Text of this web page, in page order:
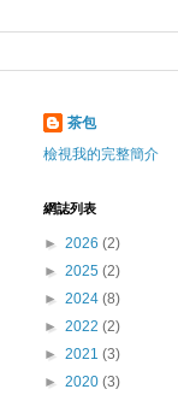
茶包
檢視我的完整簡介
網誌列表
► 2026 (2)
► 2025 (2)
► 2024 (8)
► 2022 (2)
► 2021 (3)
► 2020 (3)